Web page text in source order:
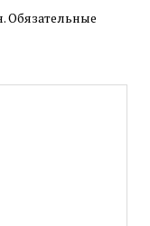
Обязательные